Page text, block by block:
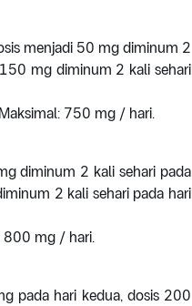
menjadi 50 mg diminum 2
mg diminum 2 kali sehari
750 mg / hari.
diminum 2 kali sehari pada
2 kali sehari pada hari
800 mg / hari.
pada hari kedua, dosis 200